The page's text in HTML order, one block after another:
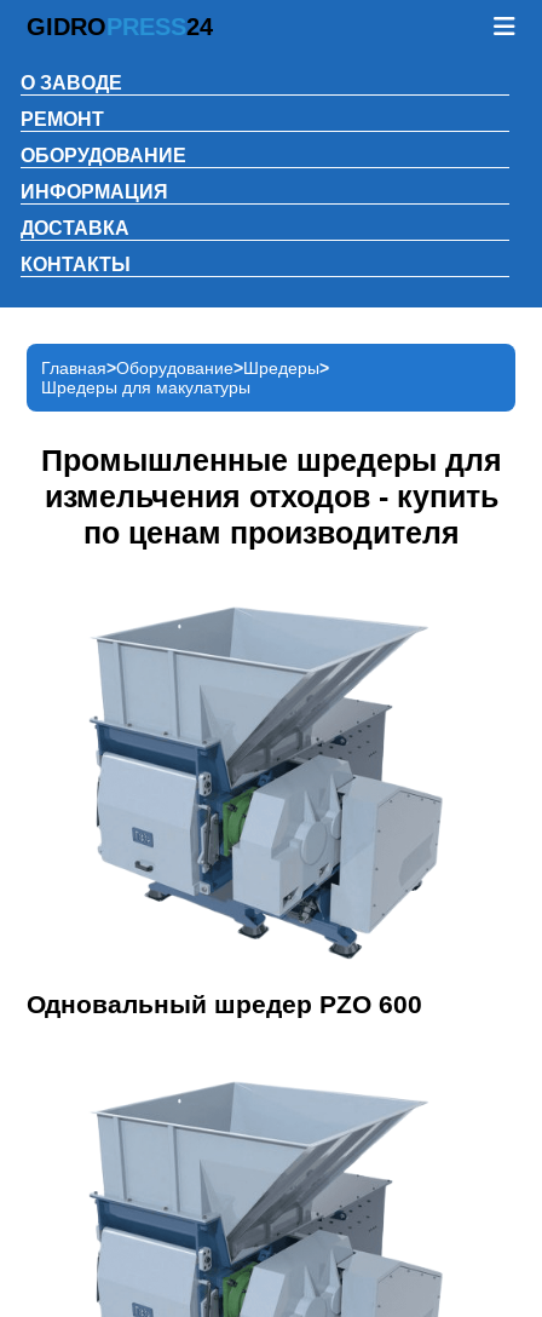
GIDROPRESS24
О ЗАВОДЕ
РЕМОНТ
ОБОРУДОВАНИЕ
ИНФОРМАЦИЯ
ДОСТАВКА
КОНТАКТЫ
Главная Оборудование Шредеры
Шредеры для макулатуры
Промышленные шредеры для
измельчения отходов - купить
по ценам производителя
Одновальный шредер PZO 600